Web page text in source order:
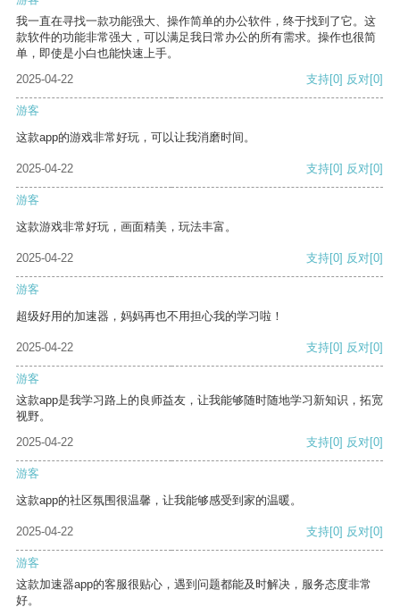
我一直在寻找一款功能强大、操作简单的办公软件，终于找到了它。这
款软件的功能非常强大，可以满足我日常办公的所有需求。操作也很简
单，即使是小白也能快速上手。
2025-04-22
支持[0] 反对[0]
游客
这款app的游戏非常好玩，可以让我消磨时间。
2025-04-22 支持[0] 反对[0]
游客
这款游戏非常好玩，画面精美，玩法丰富。
2025-04-22 支持[0] 反对[0]
游客
超级好用的加速器，妈妈再也不用担心我的学习啦！
2025-04-22 支持[0] 反对[0]
游客
这款app是我学习路上的良师益友，让我能够随时随地学习新知识，拓宽
视野。
2025-04-22
支持[0] 反对[0]
游客
这款app的社区氛围很温馨，让我能够感受到家的温暖。
2025-04-22 支持[0] 反对[0]
游客
这款加速器app的客服很贴心，遇到问题都能及时解决，服务态度非常
好。